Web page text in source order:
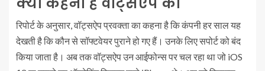
रिपोर्ट के अनुसार, वॉट्सऐप प्रवक्‍ता का कहना है कि कंपनी हर साल यह
देखती है कि कौन से सॉफ्टवेयर पुराने हो गए हैं। उनके लिए सपोर्ट को बंद
किया जाता है। अब तक वॉट्सऐप उन आईफोन्‍स पर चल रहा था जो iOS